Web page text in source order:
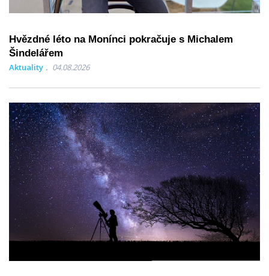
Hvězdné léto na Monínci pokračuje s Michalem
Šindelářem
Aktuality 04.08.2026